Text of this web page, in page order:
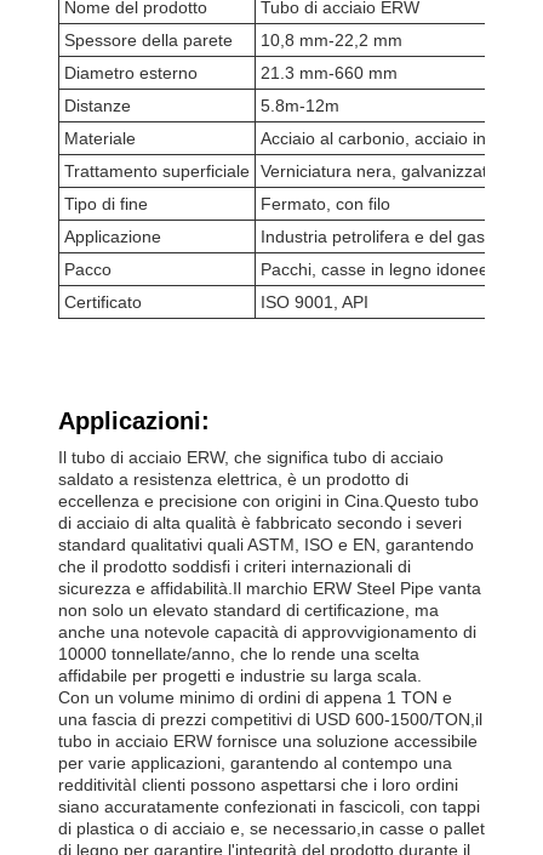
Nome del prodotto
Tubo di acciaio ERW
Spessore della parete
10,8 mm-22,2 mm
Diametro esterno
21.3 mm-660 mm
Distanze
5.8m-12m
Materiale
Acciaio al carbonio, acciaio
Trattamento superficiale Verniciatura nera, galvanizzata,
Tipo di fine
Fermato, con filo
Applicazione
Industria petrolifera e del gas,
Pacco
Pacchi, casse in legno idonee al
Certificato
ISO 9001, API
Applicazioni:
Il tubo di acciaio ERW, che significa tubo di acciaio
saldato a resistenza elettrica, è un prodotto di
eccellenza e precisione con origini in Cina.Questo tubo
di acciaio di alta qualità è fabbricato secondo i severi
standard qualitativi quali ASTM, ISO e EN, garantendo
che il prodotto soddisfi i criteri internazionali di
sicurezza e affidabilità.Il marchio ERW Steel Pipe vanta
non solo un elevato standard di certificazione, ma
anche una notevole capacità di approvvigionamento di
10000 tonnellate/anno, che lo rende una scelta
affidabile per progetti e industrie su larga scala.
Con un volume minimo di ordini di appena 1 TON e
una fascia di prezzi competitivi di USD 600-1500/TON,il
tubo in acciaio ERW fornisce una soluzione accessibile
per varie applicazioni, garantendo al contempo una
redditivitàI clienti possono aspettarsi che i loro ordini
siano accuratamente confezionati in fascicoli, con tappi
di plastica o di acciaio e, se necessario,in casse o pallet
di legno per garantire l'integrità del prodotto durante il